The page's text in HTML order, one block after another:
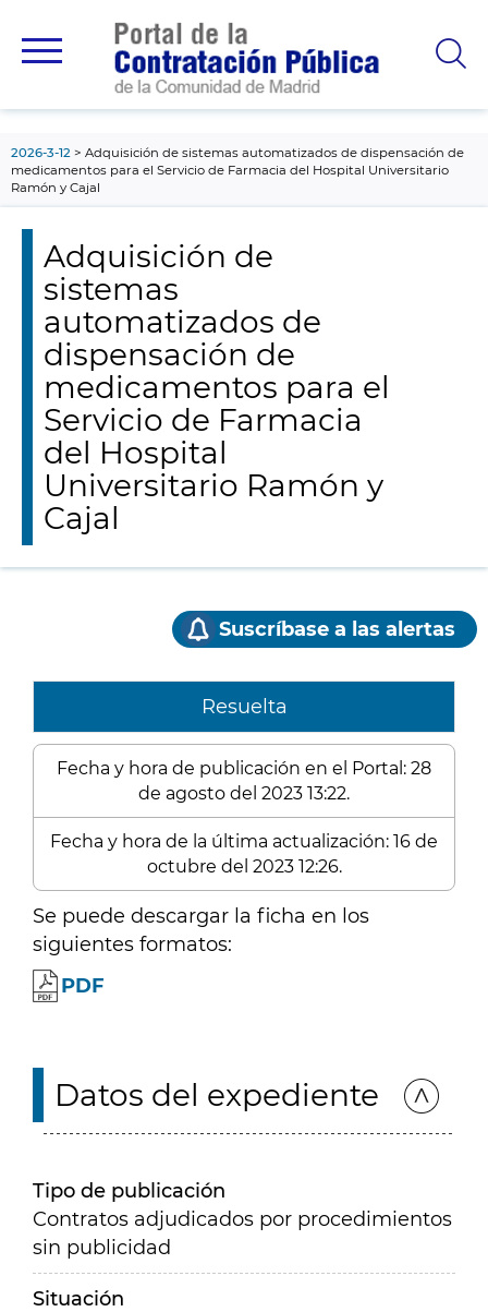
principal
2026-3-12
Adquisición de sistemas automatizados de dispensación de
medicamentos para el Servicio de Farmacia del Hospital Universitario
Ramón y Cajal
Adquisición de
sistemas
automatizados de
dispensación de
medicamentos para el
Servicio de Farmacia
del Hospital
Universitario Ramón y
Cajal
Suscríbase a las alertas
Resuelta
Fecha y hora de publicación en el Portal: 28
de agosto del 2023 13:22.
Fecha y hora de la última actualización: 16 de
octubre del 2023 12:26.
Se puede descargar la ficha en los
siguientes formatos:
PDF
Datos del expediente
Tipo de publicación
Contratos adjudicados por procedimientos
sin publicidad
Situación